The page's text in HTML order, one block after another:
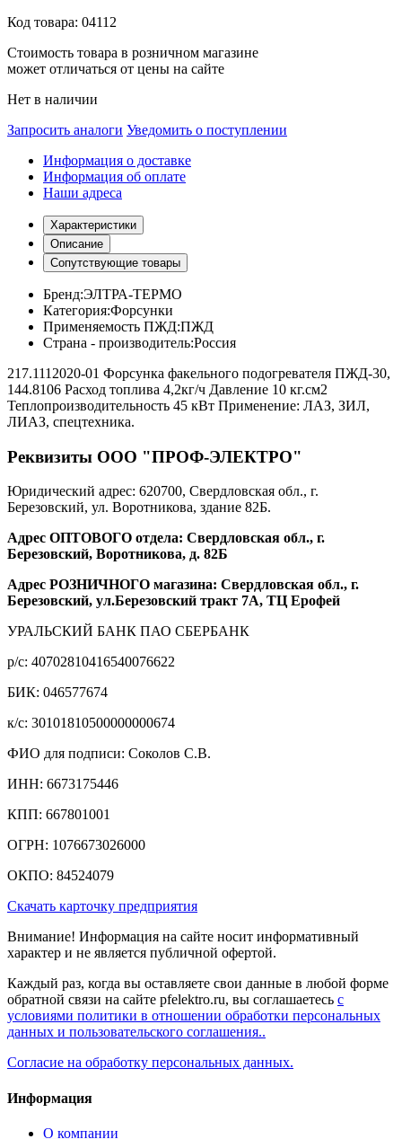
Код товара: 04112
Стоимость товара в розничном магазине
может отличаться от цены на сайте
Нет в наличии
Запросить аналоги Уведомить о поступлении
Информация о доставке
Информация об оплате
Наши адреса
Характеристики
Описание
Сопутствующие товары
Бренд:ЭЛТРА-ТЕРМО
Категория:Форсунки
Применяемость ПЖД:ПЖД
Страна - производитель:Россия
217.1112020-01 Форсунка факельного подогревателя ПЖД-30,
144.8106 Расход топлива 4,2кг/ч Давление 10 кг.см2
Теплопроизводительность 45 кВт Применение: ЛАЗ, ЗИЛ,
ЛИАЗ, спецтехника.
Реквизиты ООО "ПРОФ-ЭЛЕКТРО"
Юридический адрес: 620700, Свердловская обл., г.
Березовский, ул. Воротникова, здание 82Б.
Адрес ОПТОВОГО отдела: Свердловская обл., г.
Березовский, Воротникова, д. 82Б
Адрес РОЗНИЧНОГО магазина: Свердловская обл., г.
Березовский, ул.Березовский тракт 7А, ТЦ Ерофей
УРАЛЬСКИЙ БАНК ПАО СБЕРБАНК
р/c: 40702810416540076622
БИК: 046577674
к/c: 30101810500000000674
ФИО для подписи: Соколов С.В.
ИНН: 6673175446
КПП: 667801001
ОГРН: 1076673026000
ОКПО: 84524079
Скачать карточку предприятия
Внимание! Информация на сайте носит информативный
характер и не является публичной офертой.
Каждый раз, когда вы оставляете свои данные в любой форме
обратной связи на сайте pfelektro.ru, вы соглашаетесь с
условиями политики в отношении обработки персональных
данных и пользовательского соглашения..
Согласие на обработку персональных данных.
Информация
О компании